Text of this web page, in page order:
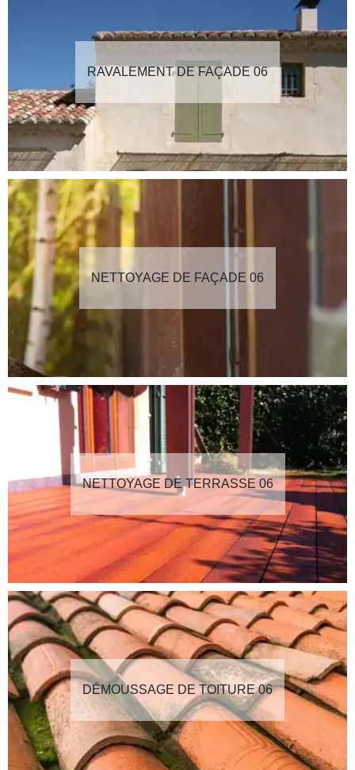
RAVALEMENT DE FAÇADE 06
NETTOYAGE DE FAÇADE 06
NETTOYAGE DE TERRASSE 06
DÉMOUSSAGE DE TOITURE 06